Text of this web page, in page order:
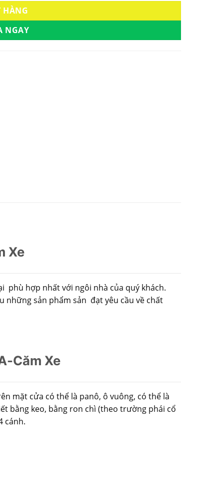
HÀNG
NGAY
Xe
phù hợp nhất với ngôi nhà của quý khách.
những sản phẩm sản đạt yêu cầu về chất
Căm Xe
mặt cửa có thể là panô, ô vuông, có thể là
bằng keo, bằng ron chì (theo trường phái cổ
cánh.